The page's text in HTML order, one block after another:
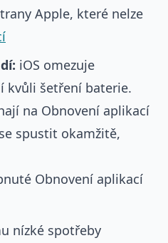
Apple, které nelze
iOS omezuje
kvůli šetření baterie.
na Obnovení aplikací
spustit okamžitě,
Obnovení aplikací
nízké spotřeby